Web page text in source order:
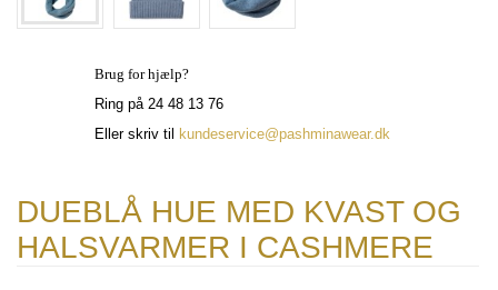
Brug for hjælp?
Ring på 24 48 13 76
Eller skriv til
kundeservice@pashminawear.dk
DUEBLÅ HUE MED KVAST OG
HALSVARMER I CASHMERE